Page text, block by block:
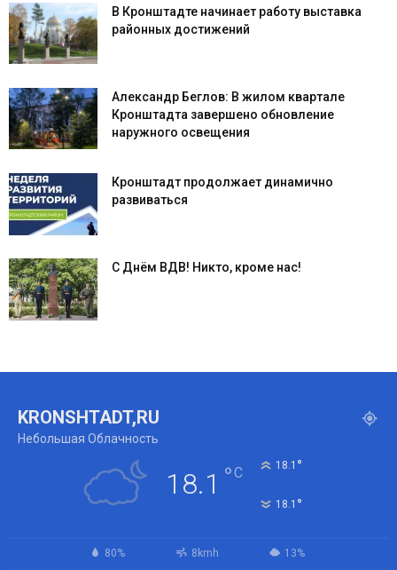
В Кронштадте начинает работу выставка
районных достижений
Александр Беглов: В жилом квартале
Кронштадта завершено обновление
наружного освещения
Кронштадт продолжает динамично
развиваться
С Днём ВДВ! Никто, кроме нас!
KRONSHTADT,RU
Небольшая Облачность
18.1 °C 18.1 °
18.1 °
80% 8kmh 13%